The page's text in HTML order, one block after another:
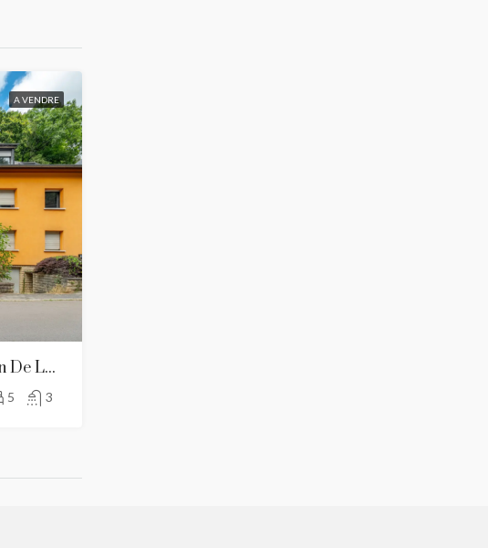
A VENDRE
Maison De 210 M² À Neudorf, Canton De Luxembourg
5 3